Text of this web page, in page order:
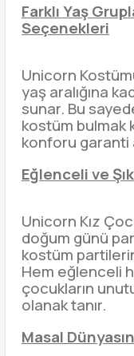
Farklı Yaş
Seçenekleri
Unicorn
yaş aralığına
sunar. Bu
kostüm bulmak
konforu garanti
Eğlenceli ve Şık
Unicorn Kız
doğum günü
kostüm
Hem eğlenceli
çocukların
olanak tanır.
Masal